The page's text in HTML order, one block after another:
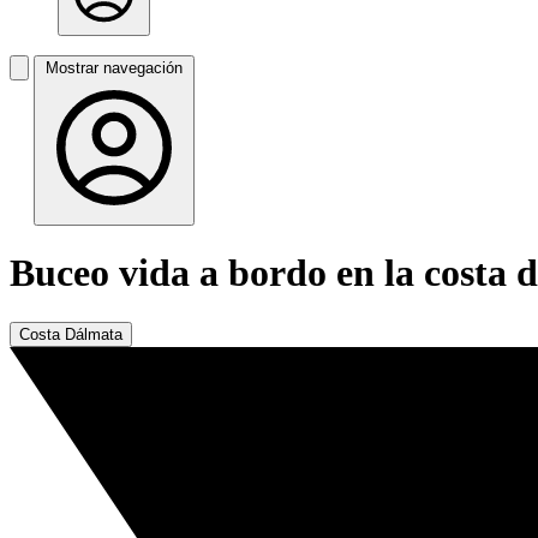
Mostrar navegación
Buceo vida a bordo en la costa
Costa Dálmata